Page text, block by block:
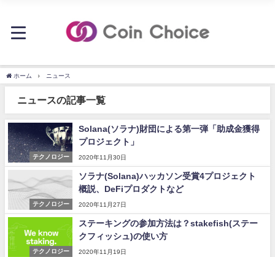
ホーム ニュース
ニュースの記事一覧
テクノロジー
Solana(ソラナ)財団による第一弾「助成金獲得
プロジェクト」
2020年11月30日
テクノロジー
ソラナ(Solana)ハッカソン受賞4プロジェクト
概説、DeFiプロダクトなど
2020年11月27日
テクノロジー
ステーキングの参加方法は？stakefish(ステー
クフィッシュ)の使い方
2020年11月19日